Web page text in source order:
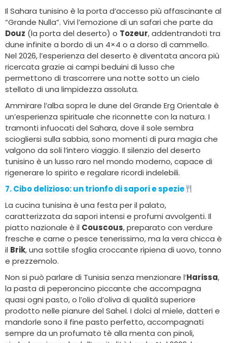
Il Sahara tunisino è la porta d’accesso più affascinante al
“Grande Nulla”. Vivi l’emozione di un safari che parte da
Douz (la porta del deserto) o Tozeur, addentrandoti tra
dune infinite a bordo di un 4×4 o a dorso di cammello.
Nel 2026, l’esperienza del deserto è diventata ancora più
ricercata grazie ai campi beduini di lusso che
permettono di trascorrere una notte sotto un cielo
stellato di una limpidezza assoluta.
Ammirare l’alba sopra le dune del Grande Erg Orientale è
un’esperienza spirituale che riconnette con la natura. I
tramonti infuocati del Sahara, dove il sole sembra
sciogliersi sulla sabbia, sono momenti di pura magia che
valgono da soli l’intero viaggio. Il silenzio del deserto
tunisino è un lusso raro nel mondo moderno, capace di
rigenerare lo spirito e regalare ricordi indelebili.
7. Cibo delizioso: un trionfo di sapori e spezie
La cucina tunisina è una festa per il palato,
caratterizzata da sapori intensi e profumi avvolgenti. Il
piatto nazionale è il Couscous, preparato con verdure
fresche e carne o pesce tenerissimo, ma la vera chicca è
il Brik, una sottile sfoglia croccante ripiena di uovo, tonno
e prezzemolo.
Non si può parlare di Tunisia senza menzionare l’Harissa,
la pasta di peperoncino piccante che accompagna
quasi ogni pasto, o l’olio d’oliva di qualità superiore
prodotto nelle pianure del Sahel. I dolci al miele, datteri e
mandorle sono il fine pasto perfetto, accompagnati
sempre da un profumato tè alla menta con pinoli,